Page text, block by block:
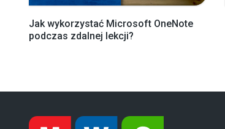
Jak wykorzystać Microsoft OneNote
podczas zdalnej lekcji?